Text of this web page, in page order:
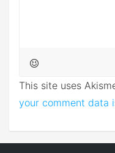
This site uses
your comment data